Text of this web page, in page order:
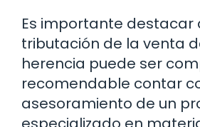
Es importante destacar
tributación de la venta
herencia puede ser
recomendable contar
asesoramiento de un